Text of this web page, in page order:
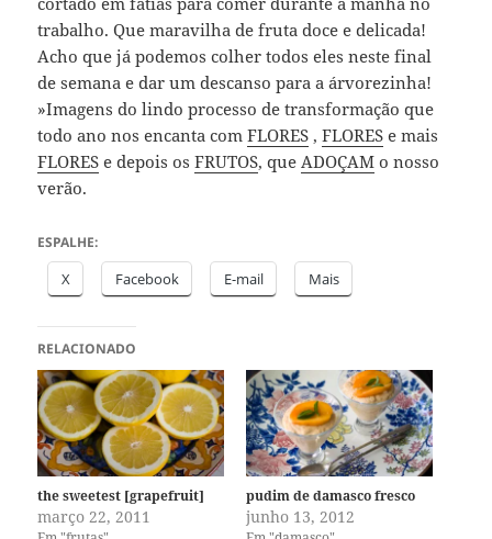
trabalho. Que maravilha de fruta doce e delicada!
Acho que já podemos colher todos eles neste final
de semana e dar um descanso para a árvorezinha!
»Imagens do lindo processo de transformação que
todo ano nos encanta comFLORES ,FLORES e mais
FLORES e depois osFRUTOS, queADOÇAM o nosso
verão.
ESPALHE:
X Facebook E-mail Mais
RELACIONADO
the sweetest [grapefruit]
março 22, 2011
pudim de damasco fresco
junho 13, 2012